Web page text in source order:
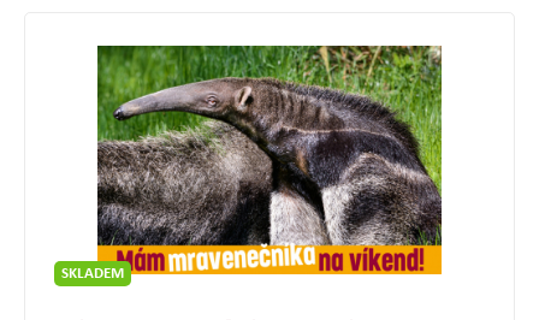
SKLADEM